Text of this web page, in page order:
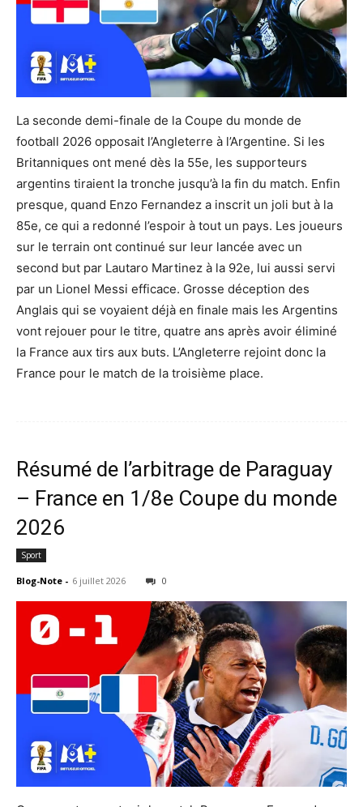
La seconde demi-finale de la Coupe du monde de
football 2026 opposait l’Angleterre à l’Argentine. Si les
Britanniques ont mené dès la 55e, les supporteurs
argentins tiraient la tronche jusqu’à la fin du match. Enfin
presque, quand Enzo Fernandez a inscrit un joli but à la
85e, ce qui a redonné l’espoir à tout un pays. Les joueurs
sur le terrain ont continué sur leur lancée avec un
second but par Lautaro Martinez à la 92e, lui aussi servi
par un Lionel Messi efficace. Grosse déception des
Anglais qui se voyaient déjà en finale mais les Argentins
vont rejouer pour le titre, quatre ans après avoir éliminé
la France aux tirs aux buts. L’Angleterre rejoint donc la
France pour le match de la troisième place.
Résumé de l’arbitrage de Paraguay
– France en 1/8e Coupe du monde
2026
Sport
Blog-Note - 6 juillet 2026 0